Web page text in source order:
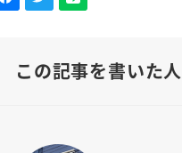
この記事を書いた人